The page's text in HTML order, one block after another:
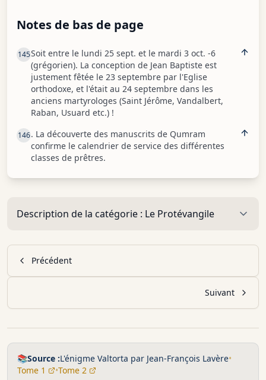
Notes de bas de page
145Soit entre le lundi 25 sept. et le mardi 3 oct. -6
(grégorien). La conception de Jean Baptiste est
justement fêtée le 23 septembre par l'Eglise
orthodoxe, et l'était au 24 septembre dans les
anciens martyrologes (Saint Jérôme, Vandalbert,
Raban, Usuard etc.) !
146. La découverte des manuscrits de Qumram
confirme le calendrier de service des différentes
classes de prêtres.
Description de la catégorie : Le Protévangile
Précédent
Suivant
📚Source :L'énigme Valtorta par Jean-François Lavère•
Tome 1
•Tome 2